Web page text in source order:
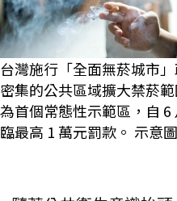
台灣施行「全面無菸城市
密集的公共區域擴大禁菸
為首個常態性示範區，自
臨最高 1 萬元罰款。 示意